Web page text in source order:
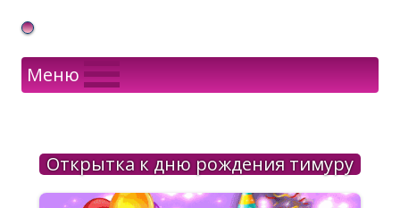
Gif Открытки в подарок
Меню
Открытка к дню рождения тимуру